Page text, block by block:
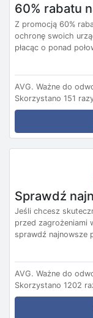
60% rabatu
Z promocją 60%
ochronę swoich
płacąc o ponad
AVG. Ważne do
Skorzystano 151
Sprawdź
Jeśli chcesz
przed zagrożeniami
sprawdź najnowsze
AVG. Ważne do
Skorzystano 1202